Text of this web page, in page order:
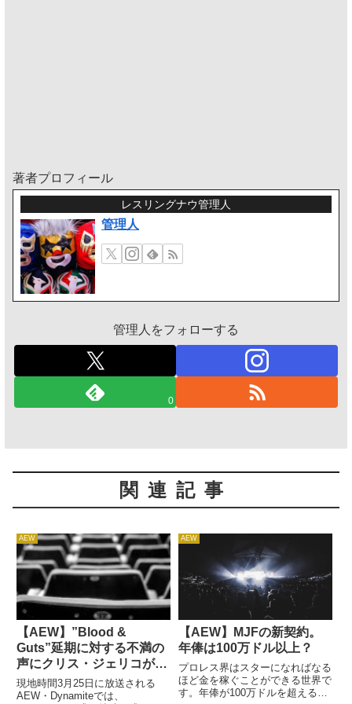
著者プロフィール
レスリングナウ管理人
管理人
管理人をフォローする
0
関連記事
AEW
【AEW】”Blood &
Guts”延期に対する不満の
声にクリス・ジェリコが反
応
現地時間3月25日に放送される
AEW・Dynamiteでは、
AEW
【AEW】MJFの新契約。
年俸は100万ドル以上？
プロレス界はスターになればなる
ほど金を稼ぐことができる世界で
す。年俸が100万ドルを超えるこ